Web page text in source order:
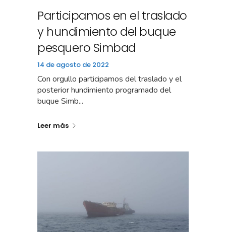
Participamos en el traslado
y hundimiento del buque
pesquero Simbad
14 de agosto de 2022
Con orgullo participamos del traslado y el
posterior hundimiento programado del
buque Simb...
Leer más